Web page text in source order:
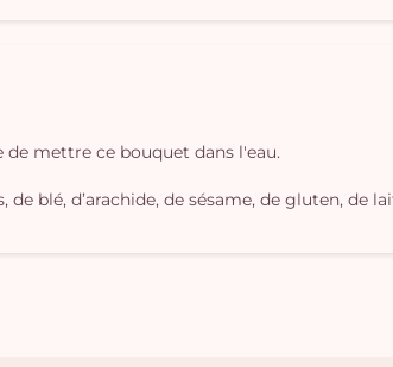
de mettre ce bouquet dans l'eau.
blé, d’arachide, de sésame, de gluten, de